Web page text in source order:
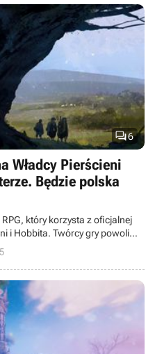
6
Władcy Pierścieni
Będzie polska
który korzysta z oficjalnej
i Hobbita. Twórcy gry powoli
na jej wydanie w serwisie
tygodni zebrała ona ponad